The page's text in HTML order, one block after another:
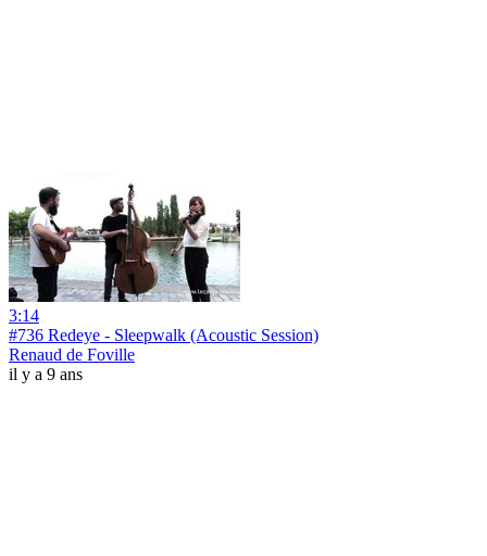
3:14
#736 Redeye - Sleepwalk (Acoustic Session)
Renaud de Foville
il y a 9 ans